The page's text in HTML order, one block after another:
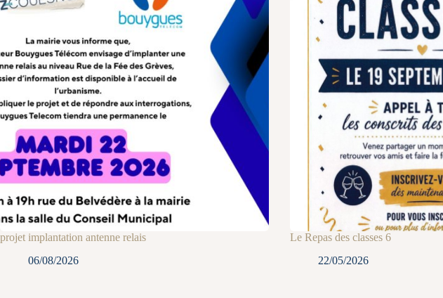
projet implantation antenne relais
06/08/2026
Le Repas des classes 6
22/05/2026